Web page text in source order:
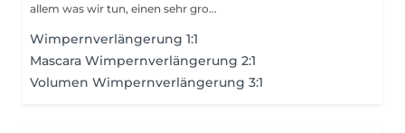
allem was wir tun, einen sehr gro...
Wimpernverlängerung 1:1
Mascara Wimpernverlängerung 2:1
Volumen Wimpernverlängerung 3:1